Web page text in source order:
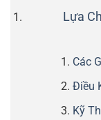
Lựa
Các
Điều
Kỹ